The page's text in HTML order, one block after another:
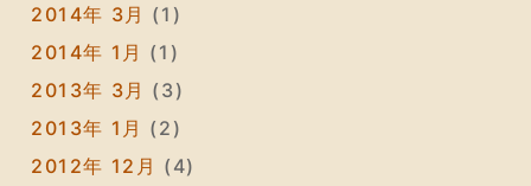
2014年 3月 (1)
2014年 1月 (1)
2013年 3月 (3)
2013年 1月 (2)
2012年 12月 (4)